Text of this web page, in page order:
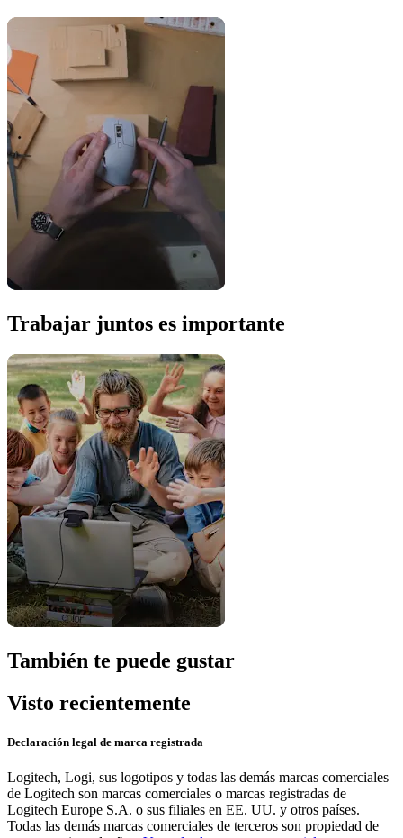
Trabajar juntos es importante
También te puede gustar
Visto recientemente
Declaración legal de marca registrada
Logitech, Logi, sus logotipos y todas las demás marcas comerciales
de Logitech son marcas comerciales o marcas registradas de
Logitech Europe S.A. o sus filiales en EE. UU. y otros países.
Todas las demás marcas comerciales de terceros son propiedad de